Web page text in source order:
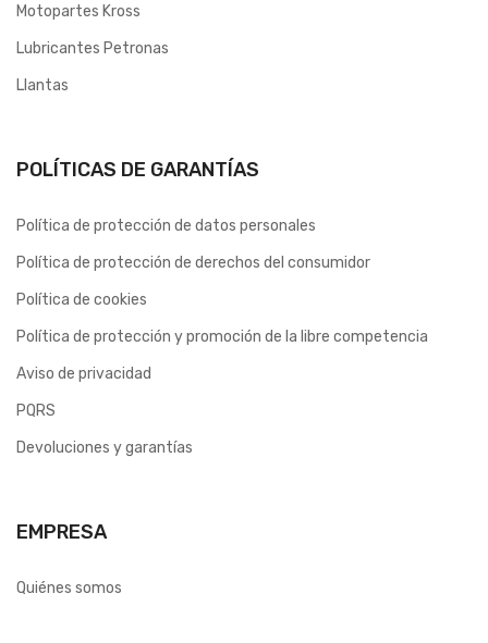
Motopartes Kross
Lubricantes Petronas
Llantas
POLÍTICAS DE GARANTÍAS
Política de protección de datos personales
Política de protección de derechos del consumidor
Política de cookies
Política de protección y promoción de la libre competencia
Aviso de privacidad
PQRS
Devoluciones y garantías
EMPRESA
Quiénes somos